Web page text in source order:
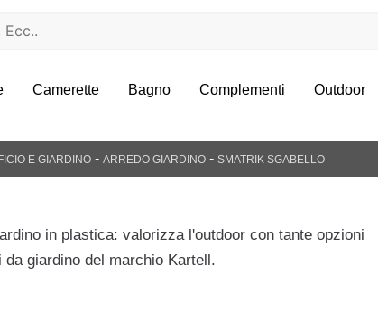
Camerette Bagno Complementi Outdoor
E GIARDINO - ARREDO GIARDINO - SMATRIK SGABELLO
in plastica: valorizza l'outdoor con tante opzioni
da giardino del marchio Kartell.